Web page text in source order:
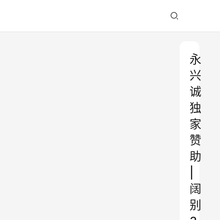
永
兴
诚
独
家
赞
助
阔
别